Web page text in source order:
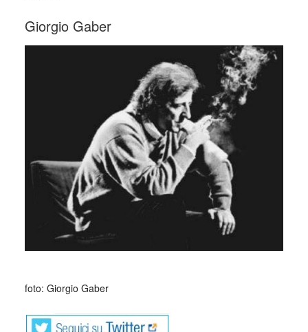
Giorgio Gaber
foto: Giorgio Gaber